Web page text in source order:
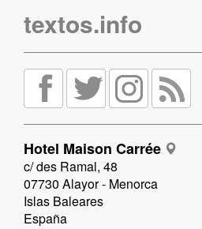
textos.info
Hotel Maison Carrée
c/ des Ramal, 48
07730 Alayor - Menorca
Islas Baleares
España